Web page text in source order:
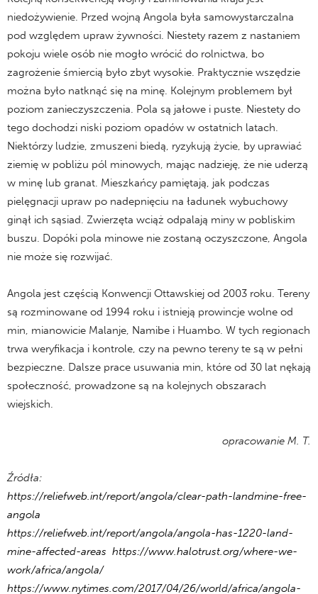
niedożywienie. Przed wojną Angola była samowystarczalna
pod względem upraw żywności. Niestety razem z nastaniem
pokoju wiele osób nie mogło wrócić do rolnictwa, bo
zagrożenie śmiercią było zbyt wysokie. Praktycznie wszędzie
można było natknąć się na minę. Kolejnym problemem był
poziom zanieczyszczenia. Pola są jałowe i puste. Niestety do
tego dochodzi niski poziom opadów w ostatnich latach.
Niektórzy ludzie, zmuszeni biedą, ryzykują życie, by uprawiać
ziemię w pobliżu pól minowych, mając nadzieję, że nie uderzą
w minę lub granat. Mieszkańcy pamiętają, jak podczas
pielęgnacji upraw po nadepnięciu na ładunek wybuchowy
ginął ich sąsiad. Zwierzęta wciąż odpalają miny w pobliskim
buszu. Dopóki pola minowe nie zostaną oczyszczone, Angola
nie może się rozwijać.
Angola jest częścią Konwencji Ottawskiej od 2003 roku. Tereny
są rozminowane od 1994 roku i istnieją prowincje wolne od
min, mianowicie Malanje, Namibe i Huambo. W tych regionach
trwa weryfikacja i kontrole, czy na pewno tereny te są w pełni
bezpieczne. Dalsze prace usuwania min, które od 30 lat nękają
społeczność, prowadzone są na kolejnych obszarach
wiejskich.
opracowanie M. T.
Źródła:
https://reliefweb.int/report/angola/clear-path-landmine-free-
angola
https://reliefweb.int/report/angola/angola-has-1220-land-
mine-affected-areas https://www.halotrust.org/where-we-
work/africa/angola/
https://www.nytimes.com/2017/04/26/world/africa/angola-